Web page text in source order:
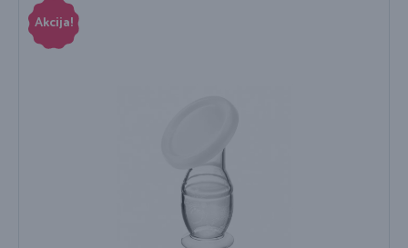
Akcija!